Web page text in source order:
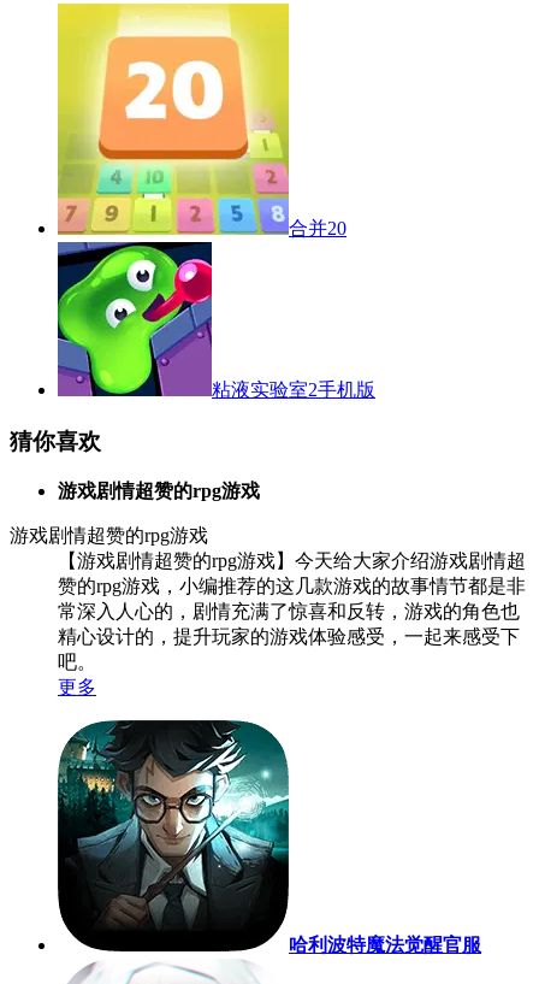
合并20
粘液实验室2手机版
猜你喜欢
游戏剧情超赞的rpg游戏
游戏剧情超赞的rpg游戏
【游戏剧情超赞的rpg游戏】今天给大家介绍游戏剧情超
赞的rpg游戏，小编推荐的这几款游戏的故事情节都是非
常深入人心的，剧情充满了惊喜和反转，游戏的角色也
精心设计的，提升玩家的游戏体验感受，一起来感受下
吧。
更多
哈利波特魔法觉醒官服